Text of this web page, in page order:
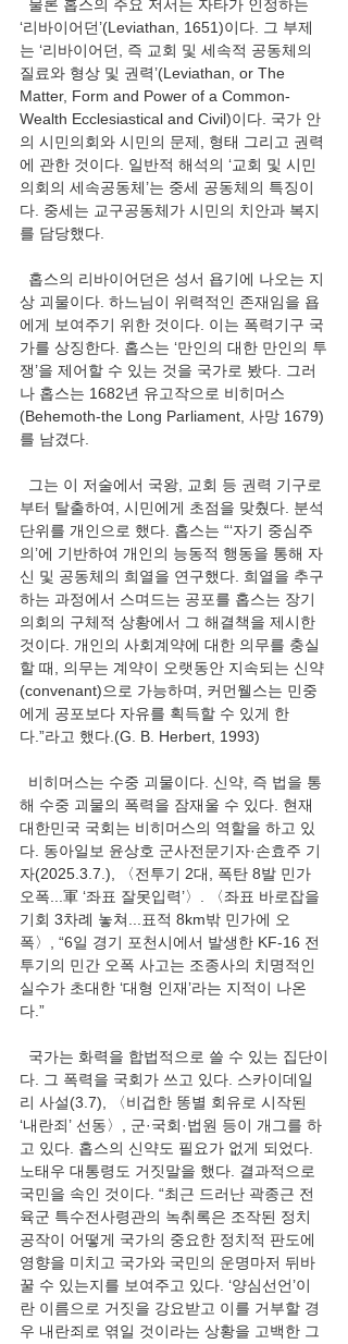
물론 홉스의 주요 저서는 자타가 인정하는
‘리바이어던’(Leviathan, 1651)이다. 그 부제
는 ‘리바이어던, 즉 교회 및 세속적 공동체의
질료와 형상 및 권력’(Leviathan, or The
Matter, Form and Power of a Common-
Wealth Ecclesiastical and Civil)이다. 국가 안
의 시민의회와 시민의 문제, 형태 그리고 권력
에 관한 것이다. 일반적 해석의 ‘교회 및 시민
의회의 세속공동체’는 중세 공동체의 특징이
다. 중세는 교구공동체가 시민의 치안과 복지
를 담당했다.
홉스의 리바이어던은 성서 욥기에 나오는 지
상 괴물이다. 하느님이 위력적인 존재임을 욥
에게 보여주기 위한 것이다. 이는 폭력기구 국
가를 상징한다. 홉스는 ‘만인의 대한 만인의 투
쟁’을 제어할 수 있는 것을 국가로 봤다. 그러
나 홉스는 1682년 유고작으로 비히머스
(Behemoth-the Long Parliament, 사망 1679)
를 남겼다.
그는 이 저술에서 국왕, 교회 등 권력 기구로
부터 탈출하여, 시민에게 초점을 맞췄다. 분석
단위를 개인으로 했다. 홉스는 “‘자기 중심주
의’에 기반하여 개인의 능동적 행동을 통해 자
신 및 공동체의 희열을 연구했다. 희열을 추구
하는 과정에서 스며드는 공포를 홉스는 장기
의회의 구체적 상황에서 그 해결책을 제시한
것이다. 개인의 사회계약에 대한 의무를 충실
할 때, 의무는 계약이 오랫동안 지속되는 신약
(convenant)으로 가능하며, 커먼웰스는 민중
에게 공포보다 자유를 획득할 수 있게 한
다.”라고 했다.(G. B. Herbert, 1993)
비히머스는 수중 괴물이다. 신약, 즉 법을 통
해 수중 괴물의 폭력을 잠재울 수 있다. 현재
대한민국 국회는 비히머스의 역할을 하고 있
다. 동아일보 윤상호 군사전문기자·손효주 기
자(2025.3.7.), 〈전투기 2대, 폭탄 8발 민가
오폭...軍 ‘좌표 잘못입력’〉. 〈좌표 바로잡을
기회 3차례 놓쳐...표적 8km밖 민가에 오
폭〉, “6일 경기 포천시에서 발생한 KF-16 전
투기의 민간 오폭 사고는 조종사의 치명적인
실수가 초대한 ‘대형 인재’라는 지적이 나온
다.”
국가는 화력을 합법적으로 쓸 수 있는 집단이
다. 그 폭력을 국회가 쓰고 있다. 스카이데일
리 사설(3.7), 〈비겁한 똥별 회유로 시작된
‘내란죄’ 선동〉, 군·국회·법원 등이 개그를 하
고 있다. 홉스의 신약도 필요가 없게 되었다.
노태우 대통령도 거짓말을 했다. 결과적으로
국민을 속인 것이다. “최근 드러난 곽종근 전
육군 특수전사령관의 녹취록은 조작된 정치
공작이 어떻게 국가의 중요한 정치적 판도에
영향을 미치고 국가와 국민의 운명마저 뒤바
꿀 수 있는지를 보여주고 있다. ‘양심선언’이
란 이름으로 거짓을 강요받고 이를 거부할 경
우 내란죄로 엮일 것이라는 상황을 고백한 그